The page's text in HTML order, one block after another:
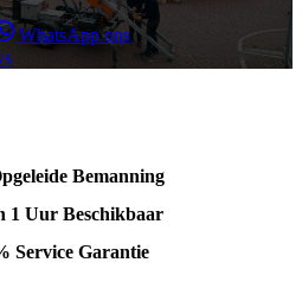
WhatsApp ons
Bemanning
1 Uur Beschikbaar
Service Garantie